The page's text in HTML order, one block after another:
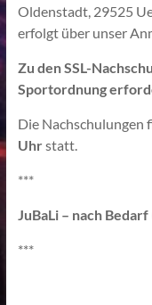
Oldenstadt, 29525
erfolgt über unser
Zu den SSL-
Sportordnung
Die Nachschulungen
Uhrstatt.
***
JuBaLi – nach Bedarf
***